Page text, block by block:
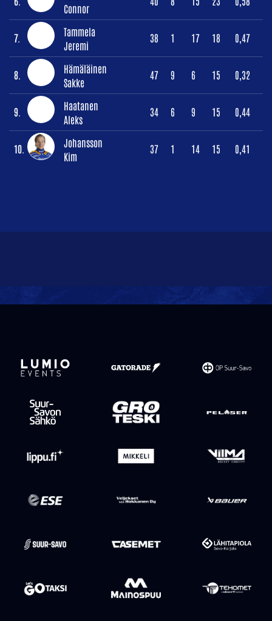
Connor
7.
Tammela
Jeremi
38 1 17 18 0,47
8.
Hämäläinen
Sakke
47 9 6 15 0,32
9.
Haatanen
Aleks
34 6 9 15 0,44
10.
Johansson
Kim
37 1 14 15 0,41